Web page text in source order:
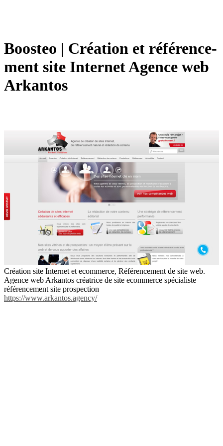
Boosteo | Création et référen­ce­
ment site Internet Agence web
Arkantos
Création site Internet et ecommerce, Référencement de site web.
Agence web Arkantos créatrice de site ecommerce spécialiste
référencement site prospection
https://www.arkantos.agency/